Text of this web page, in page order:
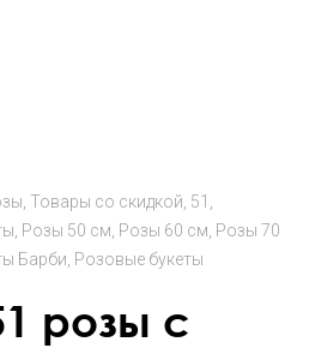
Товары со скидкой 51
Розы 50 см Розы 60 см Розы 70
Барби Розовые букеты
розы с